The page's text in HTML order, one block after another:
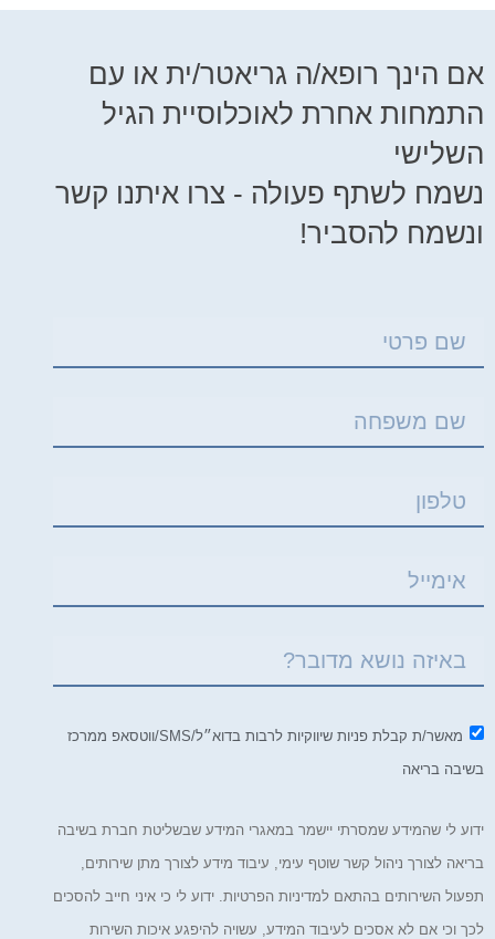
הינך רופא/ה גריאטר/ית או עם
אחרת לאוכלוסיית הגיל
לשתף פעולה - צרו איתנו קשר
להסביר!
מאשר/ת קבלת פניות שיווקיות לרבות בדוא״ל/SMS/ווטסאפ ממרכז
בריאה
לי שהמידע שמסרתי יישמר במאגרי המידע שבשליטת חברת בשיבה
לצורך ניהול קשר שוטף עימי, עיבוד מידע לצורך מתן שירותים,
השירותים בהתאם למדיניות הפרטיות. ידוע לי כי איני חייב להסכים
וכי אם לא אסכים לעיבוד המידע, עשויה להיפגע איכות השירות